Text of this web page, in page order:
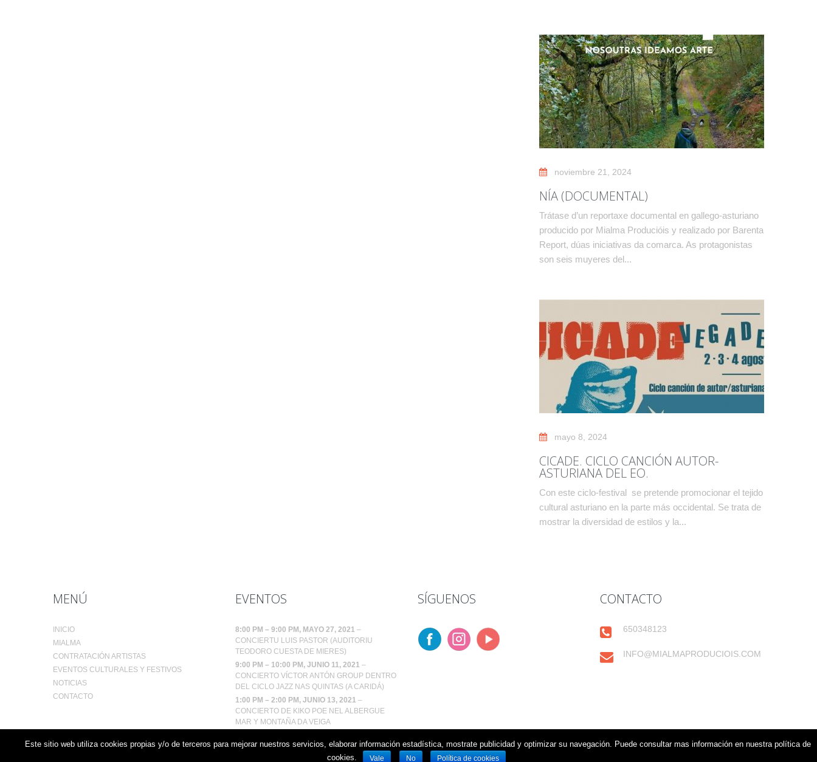
noviembre 21, 2024
NÍA (DOCUMENTAL)
Trátase d’un reportaxe documental en gallego-asturiano
producido por Mialma Producióis y realizado por Barenta
Report, dúas iniciativas da comarca. As protagonistas
son seis muyeres del...
mayo 8, 2024
CICADE. CICLO CANCIÓN AUTOR-
ASTURIANA DEL EO.
Con este ciclo-festival se pretende promocionar el tejido
cultural asturiano en la parte más occidental. Se trata de
mostrar la diversidad de estilos y la...
MENÚ
INICIO
MIALMA
CONTRATACIÓN ARTISTAS
EVENTOS CULTURALES Y FESTIVOS
NOTICIAS
CONTACTO
EVENTOS
8:00 PM – 9:00 PM , MAYO 27, 2021 –
CONCIERTU LUIS PASTOR (AUDITORIU
TEODORO CUESTA DE MIERES)
9:00 PM – 10:00 PM , JUNIO 11, 2021 –
CONCIERTO VÍCTOR ANTÓN GROUP DENTRO
DEL CICLO JAZZ NAS QUINTAS (A CARIDÁ)
1:00 PM – 2:00 PM , JUNIO 13, 2021 –
CONCIERTO DE KIKO POE NEL ALBERGUE
MAR Y MONTAÑA DA VEIGA
SÍGUENOS CONTACTO
650348123
INFO@MIALMAPRODUCIOIS.COM
Este sitio web utiliza cookies propias y/o de terceros para mejorar nuestros servicios, elaborar información estadística, mostrate publicidad y optimizar su navegación. Puede consultar mas información en nuestra política de
cookies.
Vale No Política de cookies